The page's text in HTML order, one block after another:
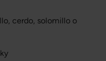
cerdo, solomillo o